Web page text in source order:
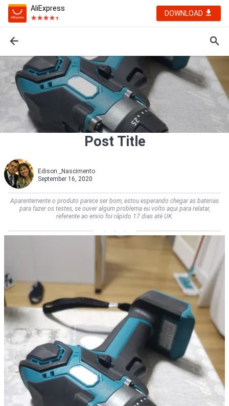
AliExpress
DOWNLOAD
Post Title
Edison _Nascimento
September 16, 2020
Aparentemente o produto parece ser bom, estou esperando chegar as baterias
para fazer os testes, se ouver algum problema eu volto aqui para relatar,
referente ao envio foi rápido 17 dias até UK.